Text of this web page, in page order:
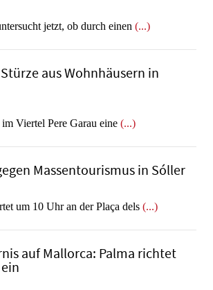
jetzt, ob durch einen (...)
aus Wohnhäusern in
Viertel Pere Garau eine (...)
Massentourismus in Sóller
um 10 Uhr an der Plaça dels (...)
auf Mallorca: Palma richtet